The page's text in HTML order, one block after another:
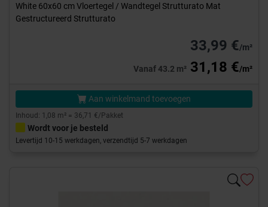
White 60x60 cm Vloertegel / Wandtegel Strutturato Mat
Gestructureerd Strutturato
33,99 €/m²
Vanaf 43.2 m² 31,18 €/m²
Aan winkelmand toevoegen
Inhoud: 1,08 m² = 36,71 €/Pakket
Wordt voor je besteld
Levertijd 10-15 werkdagen, verzendtijd 5-7 werkdagen